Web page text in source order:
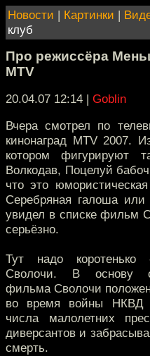
Новости | Картинки |
клуб
Про режиссёра
MTV
20.04.07 12:14 | Goblin
Вчера смотрел по
кинонаград MTV 2007.
котором фигурируют
Волкодав, Поцелуй
что это
Серебряная галоша
увидел в списке фильм
серьёзно.
Тут надо коротенько
Сволочи. В основу
фильма Сволочи
во время войны НКВД
числа малолетних
диверсантов и
смерть.